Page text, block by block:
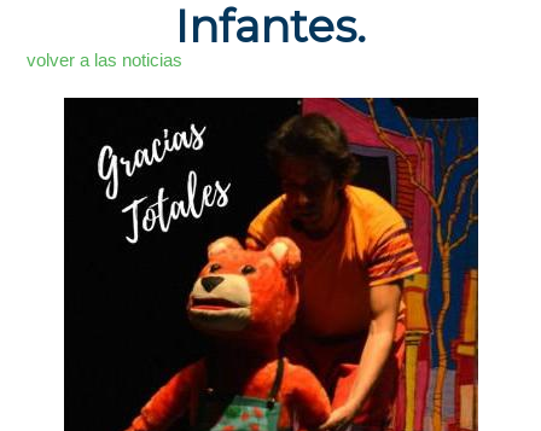
Infantes.
volver a las noticias